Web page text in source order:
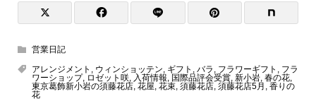
営業日記
アレンジメント , ウィンショッテン, ギフト , バラ , フラワーギフト , フラ
ワーショップ, ロゼット咲, 入荷情報, 国際品評会受賞, 新小岩, 春の花,
東京葛飾新小岩の須藤花店, 花屋, 花束, 須藤花店, 須藤花店5月 , 香りの
花